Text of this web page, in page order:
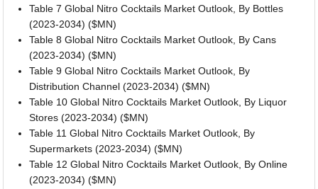
Table 7 Global Nitro Cocktails Market Outlook, By Bottles
(2023-2034) ($MN)
Table 8 Global Nitro Cocktails Market Outlook, By Cans
(2023-2034) ($MN)
Table 9 Global Nitro Cocktails Market Outlook, By
Distribution Channel (2023-2034) ($MN)
Table 10 Global Nitro Cocktails Market Outlook, By Liquor
Stores (2023-2034) ($MN)
Table 11 Global Nitro Cocktails Market Outlook, By
Supermarkets (2023-2034) ($MN)
Table 12 Global Nitro Cocktails Market Outlook, By Online
(2023-2034) ($MN)